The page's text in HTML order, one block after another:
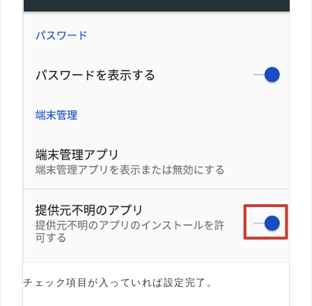
チェック項目が入っていれば設定完了。